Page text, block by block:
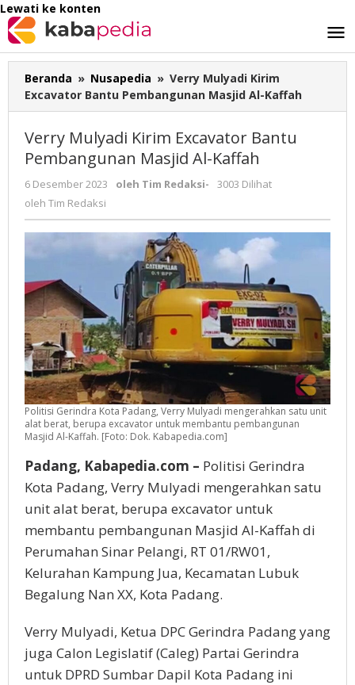
Lewati ke konten
Beranda » Nusapedia » Verry Mulyadi Kirim
Excavator Bantu Pembangunan Masjid Al-Kaffah
Verry Mulyadi Kirim Excavator Bantu
Pembangunan Masjid Al-Kaffah
6 Desember 2023 oleh Tim Redaksi-
3003 Dilihat
oleh Tim Redaksi
Politisi Gerindra Kota Padang, Verry Mulyadi mengerahkan satu unit
alat berat, berupa excavator untuk membantu pembangunan
Masjid Al-Kaffah. [Foto: Dok. Kabapedia.com]
Padang, Kabapedia.com – Politisi Gerindra
Kota Padang, Verry Mulyadi mengerahkan satu
unit alat berat, berupa excavator untuk
membantu pembangunan Masjid Al-Kaffah di
Perumahan Sinar Pelangi, RT 01/RW01,
Kelurahan Kampung Jua, Kecamatan Lubuk
Begalung Nan XX, Kota Padang.
Verry Mulyadi, Ketua DPC Gerindra Padang yang
juga Calon Legislatif (Caleg) Partai Gerindra
untuk DPRD Sumbar Dapil Kota Padang ini